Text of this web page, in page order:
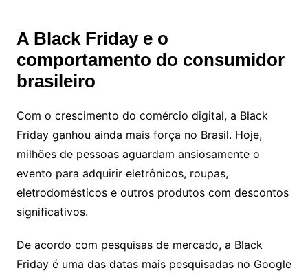
A Black Friday e o
comportamento do consumidor
brasileiro
Com o crescimento do comércio digital, a Black
Friday ganhou ainda mais força no Brasil. Hoje,
milhões de pessoas aguardam ansiosamente o
evento para adquirir eletrônicos, roupas,
eletrodomésticos e outros produtos com descontos
significativos.
De acordo com pesquisas de mercado, a Black
Friday é uma das datas mais pesquisadas no Google